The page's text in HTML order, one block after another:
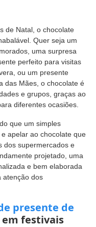
de Natal, o chocolate
Quer seja um
uma surpresa
perfeito para visitas
ou um presente
das Mães, o chocolate é
e grupos, graças ao
diferentes ocasiões.
que um simples
apelar ao chocolate que
dos supermercados e
projetado, uma
e bem elaborada
atenção dos
presente de
em festivais